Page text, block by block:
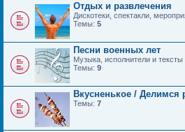
Отдых и развлечения
Дискотеки, спектакли,
Темы: 5
Песни военных лет
Музыка, исполнители и тексты
Темы: 9
Вкусненькое / Делимся
Темы: 7